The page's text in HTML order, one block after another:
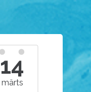
14
märts